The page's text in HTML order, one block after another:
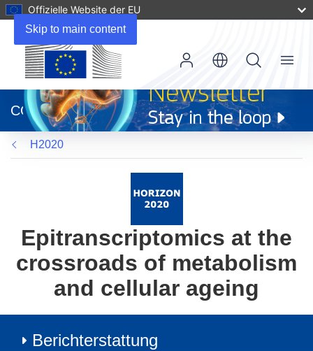
Skip to main content
Offizielle Website der EU
neuem
Fenster)
CORDIS
Menu
H2020
Epitranscriptomics at the
crossroads of metabolism
and cellular ageing
Berichterstattung